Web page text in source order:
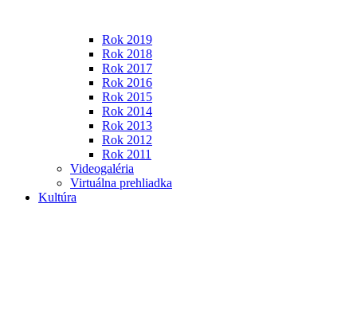
Rok 2019
Rok 2018
Rok 2017
Rok 2016
Rok 2015
Rok 2014
Rok 2013
Rok 2012
Rok 2011
Videogaléria
Virtuálna prehliadka
Kultúra